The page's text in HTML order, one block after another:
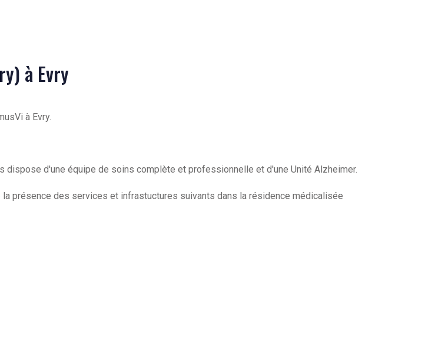
à Evry
à Evry.
d'une équipe de soins complète et professionnelle et d'une Unité Alzheimer.
présence des services et infrastuctures suivants dans la résidence médicalisée